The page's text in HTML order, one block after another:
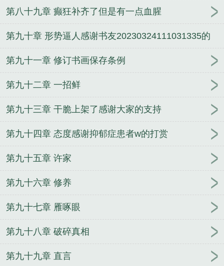
第八十九章 癫狂补齐了但是有一点血腥
第九十章 形势逼人感谢书友20230324111031335的
打赏
第九十一章 修订书画保存条例
第九十二章 一招鲜
第九十三章 干脆上架了感谢大家的支持
第九十四章 态度感谢抑郁症患者w的打赏
第九十五章 许家
第九十六章 修养
第九十七章 雁啄眼
第九十八章 破碎真相
第九十九章 直言